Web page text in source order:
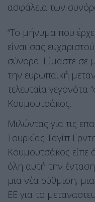
ασφάλεια των
“Το μήνυμα που
είναι σας
σύνορα. Είμαστε
την ευρωπαϊκή
τελευταία γεγονότα
Κουμουτσάκος.
Μιλώντας για τις
Τουρκίας Ταγίπ
Κουμουτσάκος είπε
όλη αυτή την
μια νέα ρύθμιση,
ΕΕ για το